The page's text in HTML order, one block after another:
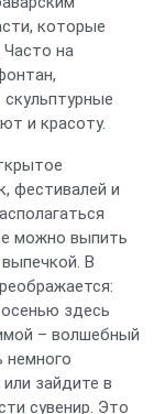
которые
Часто на
и красоту.
фестивалей и
можно выпить
В
здесь
– волшебный
немного
зайдите в
сувенир. Это